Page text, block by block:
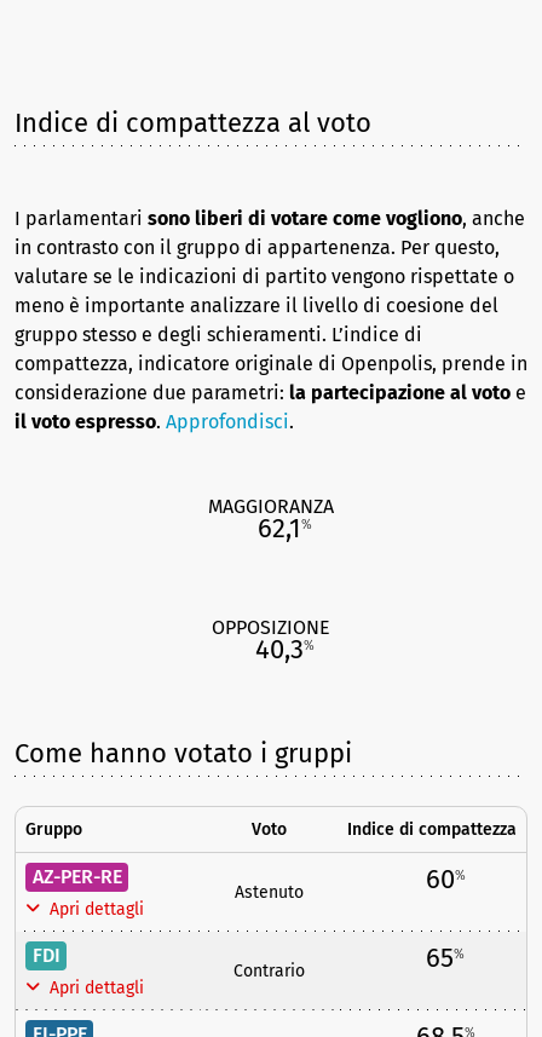
Indice di compattezza al voto
I parlamentari sono liberi di votare come vogliono, anche
in contrasto con il gruppo di appartenenza. Per questo,
valutare se le indicazioni di partito vengono rispettate o
meno è importante analizzare il livello di coesione del
gruppo stesso e degli schieramenti. L’indice di
compattezza, indicatore originale di Openpolis, prende in
considerazione due parametri: la partecipazione al voto e
il voto espresso. Approfondisci.
MAGGIORANZA
62,1%
OPPOSIZIONE
40,3%
Come hanno votato i gruppi
Gruppo Voto Indice di compattezza
AZ-PER-RE
Apri dettagli
Astenuto 60%
FDI
Apri dettagli
Contrario 65%
%